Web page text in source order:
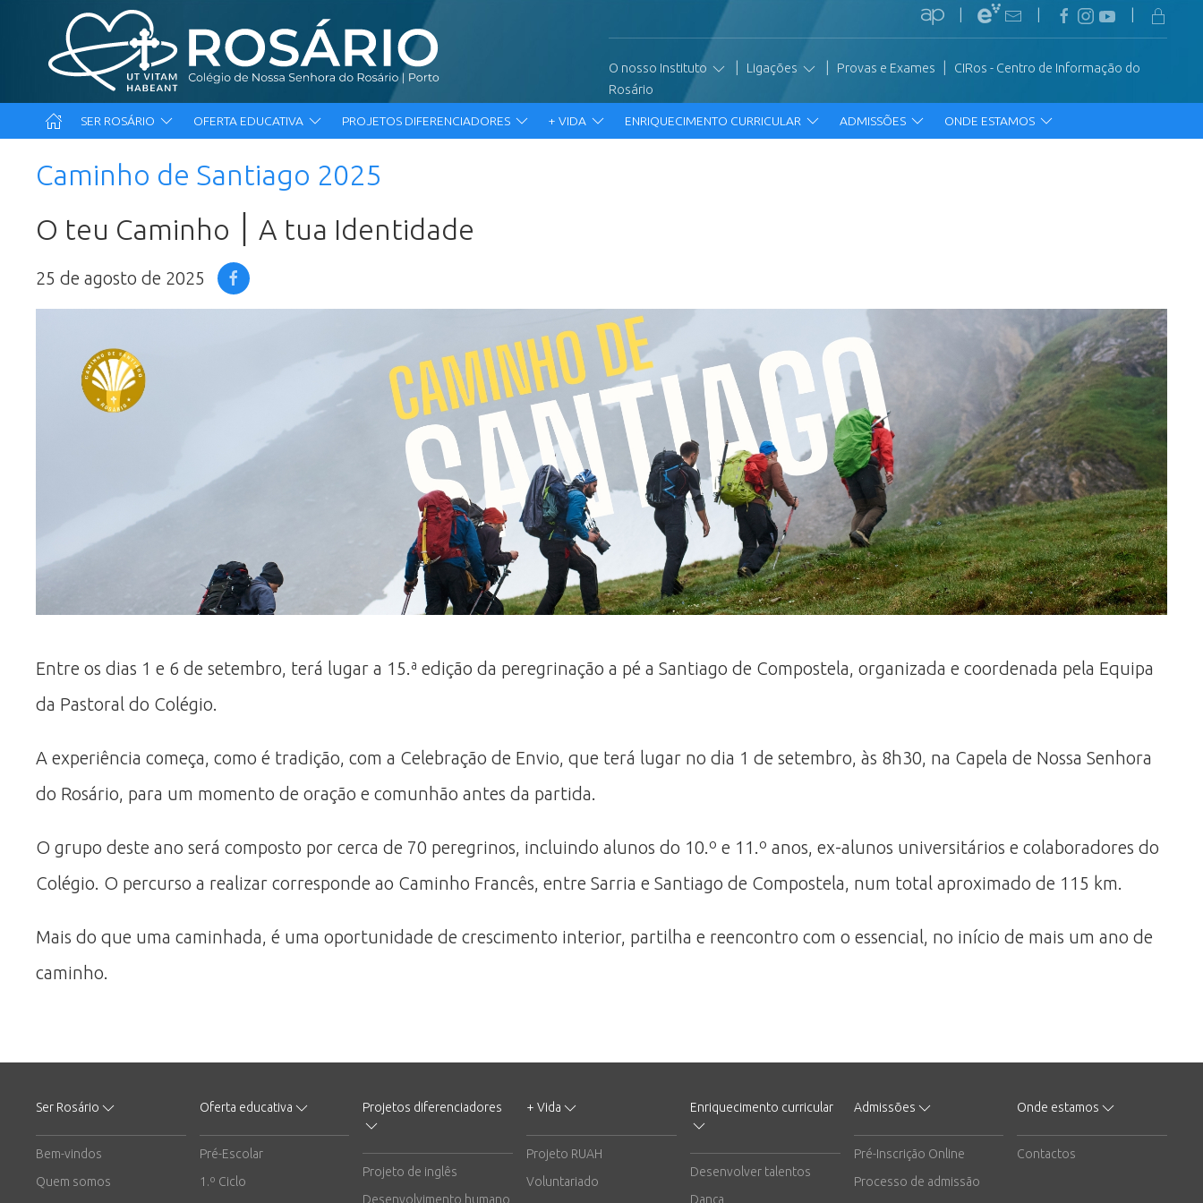
O nosso Instituto Ligações Provas e Exames
CIRos - Centro de Informação do
Rosário
SER ROSÁRIO OFERTA EDUCATIVA PROJETOS DIFERENCIADORES + VIDA ENRIQUECIMENTO CURRICULAR ADMISSÕES ONDE ESTAMOS
Caminho de Santiago 2025
O teu Caminho ׀ A tua Identidade
25 de agosto de 2025
Entre os dias 1 e 6 de setembro, terá lugar a 15.ª edição da peregrinação a pé a Santiago de Compostela, organizada e coordenada pela Equipa
da Pastoral do Colégio.
A experiência começa, como é tradição, com a Celebração de Envio, que terá lugar no dia 1 de setembro, às 8h30, na Capela de Nossa Senhora
do Rosário, para um momento de oração e comunhão antes da partida.
O grupo deste ano será composto por cerca de 70 peregrinos, incluindo alunos do 10.º e 11.º anos, ex-alunos universitários e colaboradores do
Colégio. O percurso a realizar corresponde ao Caminho Francês, entre Sarria e Santiago de Compostela, num total aproximado de 115 km.
Mais do que uma caminhada, é uma oportunidade de crescimento interior, partilha e reencontro com o essencial, no início de mais um ano de
caminho.
Ser Rosário
Bem-vindos
Quem somos
Oferta educativa
Pré-Escolar
1.º Ciclo
Projetos diferenciadores
Projeto de inglês
Desenvolvimento humano
+ Vida
Projeto RUAH
Voluntariado
Enriquecimento curricular
Desenvolver talentos
Dança
Admissões
Pré-Inscrição Online
Processo de admissão
Onde estamos
Contactos